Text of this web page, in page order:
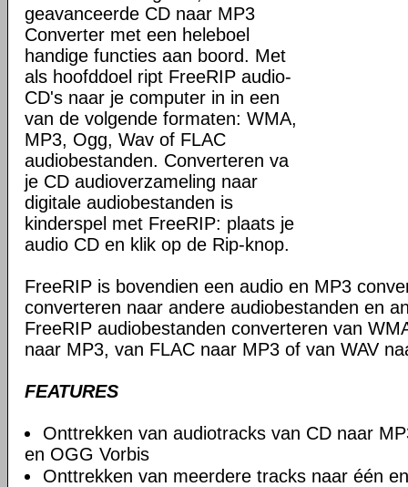
geavanceerde CD naar MP3
Converter met een heleboel
handige functies aan boord. Met
als hoofddoel ript FreeRIP audio-
CD's naar je computer in in een
van de volgende formaten: WMA,
MP3, Ogg, Wav of FLAC
audiobestanden. Converteren va
je CD audioverzameling naar
digitale audiobestanden is
kinderspel met FreeRIP: plaats je
audio CD en klik op de Rip-knop.
FreeRIP is bovendien een audio en MP3
converteren naar andere audiobestanden en
FreeRIP audiobestanden converteren van
naar MP3, van FLAC naar MP3 of van WAV
FEATURES
Onttrekken van audiotracks van CD naar
en OGG Vorbis
Onttrekken van meerdere tracks naar één